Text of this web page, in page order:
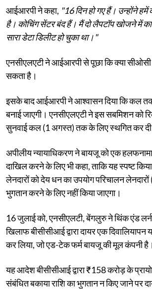
आईआरपी ने कहा, "16 दिन हो गए हैं। उन्होंने हमें
है। कोचिंग सेंटर बंद हैं। मैं दो लैपटॉप खोजने में
सारा डेटा डिलीट हो चुका था।"
एनसीएलएटी ने आईआरपी से पूछा कि क्या सीओसी
सकता है।
इसके बाद आईआरपी ने आश्वासन दिया कि कल
बनाई जाएगी। एनसीएलएटी ने इस सबमिशन को
सुनवाई कल (1 अगस्त) तक के लिए स्थगित कर
अपीलीय न्यायाधिकरण ने बायजू को एक
दाखिल करने के लिए भी कहा, ताकि यह स्पष्ट
लेनदारों को देय धन का उपयोग परिचालन
भुगतान करने के लिए नहीं किया जाएगा।
16 जुलाई को, एनसीएलटी, बेंगलुरु ने थिंक एंड
खिलाफ बीसीसीआई द्वारा दायर एक दिवालियापन
कर लिया, जो एड-टेक फर्म बायजू की मूल कंपनी है।
यह आदेश बीसीसीआई द्वारा ₹158 करोड़ के
संबंधित बकाया राशि का भुगतान न किए जाने पर